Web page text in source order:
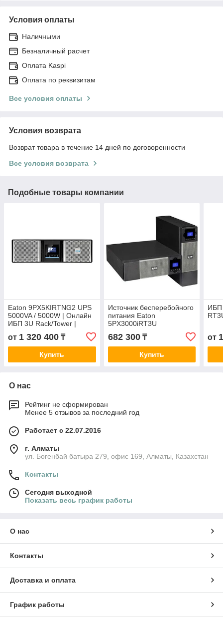
Условия оплаты
Наличными
Безналичный расчет
Оплата Kaspi
Оплата по реквизитам
Все условия оплаты
Условия возврата
Возврат товара в течение 14 дней по договоренности
Все условия возврата
Подобные товары компании
Eaton 9PX5KIRTNG2 UPS
5000VA / 5000W | Онлайн
ИБП 3U Rack/Tower |
Чистая синусоида
от 1 320 400 ₸
Купить
Источник бесперебойного
питания Eaton
5PX3000iRT3U
3000VA/2700W
682 300₸
Купить
ИБП
от
О нас
Рейтинг не сформирован
Менее 5 отзывов за последний год
Работает с 22.07.2016
г. Алматы
ул. Богенбай батыра 279, офис 169, Алматы, Казахстан
Контакты
Сегодня выходной
Показать весь график работы
О нас
Контакты
Доставка и оплата
График работы